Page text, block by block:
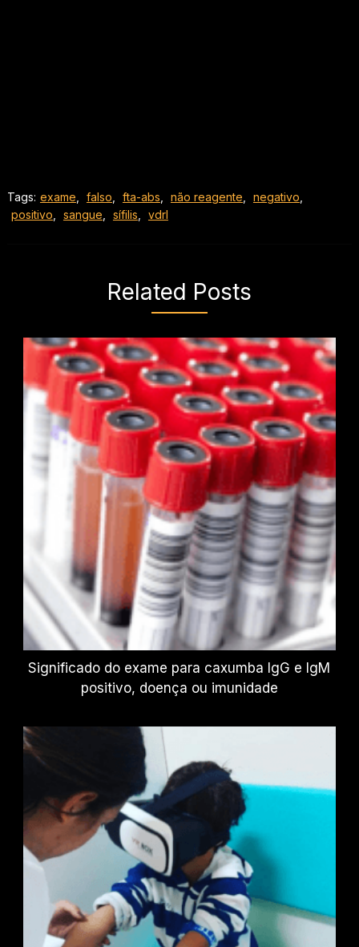
Tags: exame falso fta-abs não reagente negativo
positivo
sangue sífilis vdrl
Related Posts
Significado do exame para caxumba IgG e IgM
positivo, doença ou imunidade